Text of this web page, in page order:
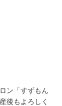
ン「すずもん
後もよろしく